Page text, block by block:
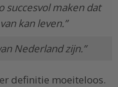
succesvol maken dat
kan leven.”
Nederland zijn.”
definitie moeiteloos.